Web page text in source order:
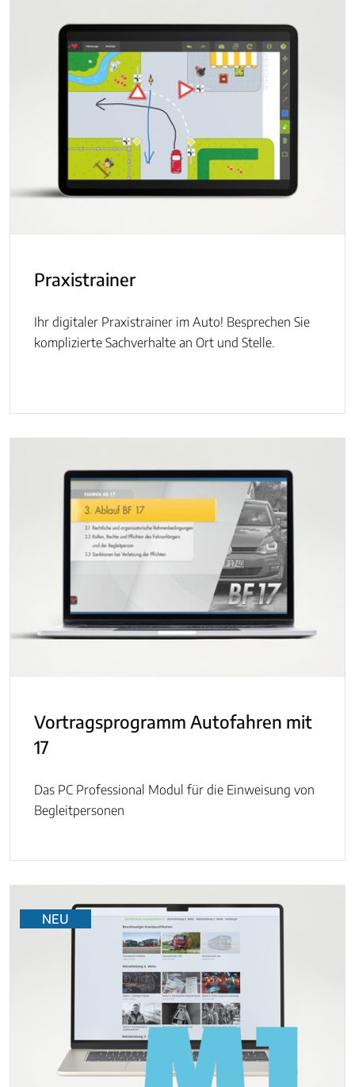
Praxistrainer
Ihr digitaler Praxistrainer im Auto! Besprechen Sie
komplizierte Sachverhalte an Ort und Stelle.
Vortragsprogramm Autofahren mit
17
Das PC Professional Modul für die Einweisung von
Begleitpersonen
NEU